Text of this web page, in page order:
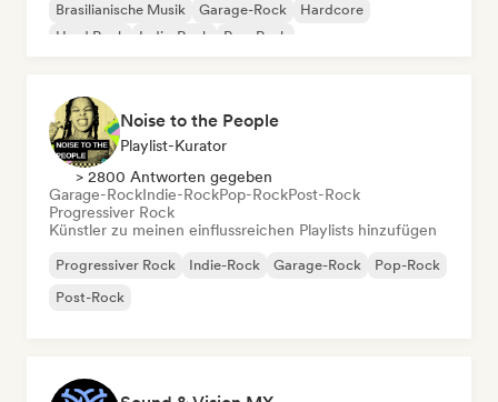
Brasilianische Musik
Garage-Rock
Hardcore
Hard Rock
Indie-Rock Pop-Punk
Noise to the People
Playlist-Kurator
> 2800 Antworten gegeben
Garage-RockIndie-RockPop-RockPost-Rock
Progressiver Rock
Künstler zu meinen einflussreichen Playlists hinzufügen
Progressiver Rock Indie-Rock Garage-Rock
Pop-Rock
Post-Rock